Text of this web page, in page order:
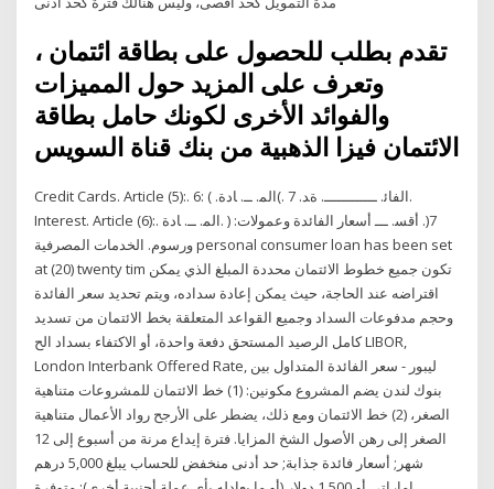
تقدم بطلب للحصول على بطاقة ائتمان ،
وتعرف على المزيد حول المميزات
والفوائد الأخرى لكونك حامل بطاقة
الائتمان فيزا الذهبية من بنك قناة السويس
Credit Cards. Article (5):. اﻟﻤ. ــ. ﺎدة. ) :6(. اﻟﻔﺎﺋ. ــــــــــــ. ةﺪ. 7.
Interest. Article (6):. اﻟﻤ. ــ. ﺎدة. ) :7(. أﻗﺴ. ـــ أﺳﻌﺎر اﻟﻔﺎﺋﺪة وﻋﻤﻮﻻت
ورﺳﻮم. اﻟﺨﺪﻣﺎت اﻟﻤﺼﺮﻓﻴﺔ personal consumer loan has been set
at (20) twenty tim تكون جميع خطوط الائتمان محددة المبلغ الذي يمكن
اقتراضه عند الحاجة، حيث يمكن إعادة سداده، ويتم تحديد سعر الفائدة
وحجم مدفوعات السداد وجميع القواعد المتعلقة بخط الائتمان من تسديد
كامل الرصيد المستحق دفعة واحدة، أو الاكتفاء بسداد الح LIBOR,
London Interbank Offered Rate, ليبور - سعر الفائدة المتداول بين
بنوك لندن يضم المشروع مكونين: (1) خط الائتمان للمشروعات متناهية
الصغر، (2) خط الائتمان ومع ذلك، يضطر على الأرجح رواد الأعمال متناهية
الصغر إلى رهن الأصول الشخ المزايا. فترة إيداع مرنة من أسبوع إلى 12
شهر; أسعار فائدة جذابة; حد أدنى منخفض للحساب يبلغ 5,000 درهم